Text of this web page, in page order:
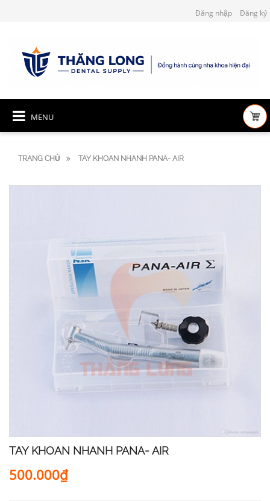
Đăng nhập Đăng ký
MENU
TRANG CHỦ TAY KHOAN NHANH PANA- AIR
TAY KHOAN NHANH PANA- AIR
500.000₫